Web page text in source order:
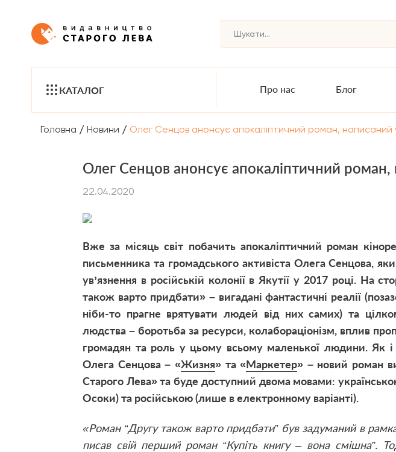
КАТАЛОГ Про нас Блог
Головна / Новини / Олег Сенцов анонсує апокаліптичний роман, написаний у
Олег Сенцов анонсує апокаліптичний роман,
22.04.2020
Вже за місяць світ побачить апокаліптичний роман
письменника та громадського активіста Олега Сенцова,
ув’язнення в російській колонії в Якутії у 2017 році. На
також варто придбати» – вигадані фантастичні реалії
ніби-то прагне врятувати людей від них самих) та
людства – боротьба за ресурси, колабораціонізм, вплив
громадян та роль у цьому всьому маленької людини. Як і
Олега Сенцова – «Жизня» та «Маркетер» – новий роман
Старого Лева» та буде доступний двома мовами:
Осоки) та російською (лише в електронному варіанті).
«Роман “Другу також варто придбати” був задуманий в
писав свій перший роман “Купіть книгу – вона смішна”.